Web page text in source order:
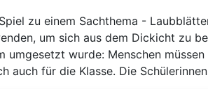
zu einem Sachthema -
um sich aus dem Dickicht zu
umgesetzt wurde: Menschen
auch für die Klasse. Die Schülerinnen